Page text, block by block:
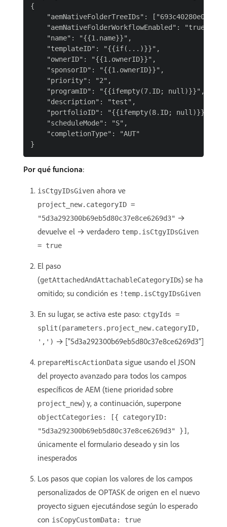
{
"aemNativeFolderTreeIDs":
    "aemNativeFolderWorkflowEnabled": "true",
    "name": "{{1.name}}",
    "templateID": "{{if(...)}}",
    "ownerID": "{{1.ownerID}}",
    "sponsorID": "{{1.ownerID}}",
    "priority": "2",
    "programID": "{{ifempty(7.ID; null)}}",
    "description": "test",
    "portfolioID": "{{ifempty(8.ID; null)}}",
    "scheduleMode": "S",
    "completionType": "AUT"
Por qué funciona:
isCtgyIDsGiven ahora ve
project_new.categoryID =
"5d3a292300b69eb5d80c37e8ce6269d3" →
devuelve el → verdadero temp.isCtgyIDsGiven
= true
El paso
(getAttachedAndAttachableCategoryIDs) se ha
omitido; su condición es !temp.isCtgyIDsGiven
En su lugar, se activa este paso: ctgyIds =
split(parameters.project_new.categoryID,
',') → [“5d3a292300b69eb5d80c37e8ce6269d3”]
prepareMiscActionData sigue usando el JSON
del proyecto avanzado para todos los campos
específicos de AEM (tiene prioridad sobre
project_new) y, a continuación, superpone
objectCategories: [{ categoryID:
"5d3a292300b69eb5d80c37e8ce6269d3" }] ,
únicamente el formulario deseado y sin los
inesperados
Los pasos que copian los valores de los campos
personalizados de OPTASK de origen en el nuevo
proyecto siguen ejecutándose según lo esperado
con isCopyCustomData: true